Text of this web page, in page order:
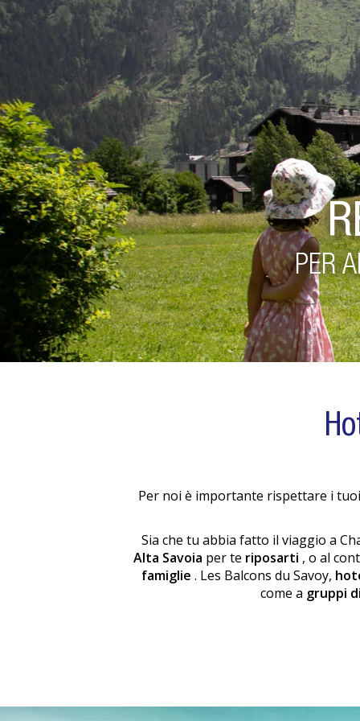
PER
Per noi è importante rispettare i
Sia che tu abbia fatto il viaggio a
Alta Savoia per te riposarti , o al
famiglie . Les Balcons du Savoy,
come a gruppi